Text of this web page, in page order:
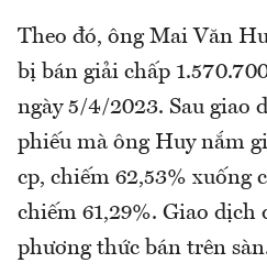
Theo đó, ông Mai Văn
bị bán giải chấp
ngày 5/4/2023. Sau giao
phiếu mà ông Huy nắm
cp, chiếm 62,53% xuống
chiếm 61,29%. Giao dịch
phương thức bán trên